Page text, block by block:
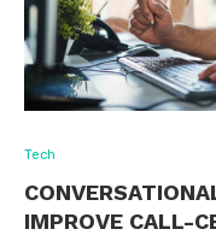
Tech
IMPROVE CALL-